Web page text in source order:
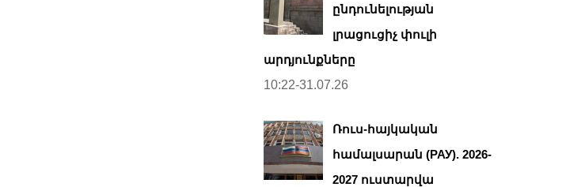
ընդունելության
լրացուցիչ փուլի
արդյունքները
10:22-31.07.26
Ռուս-հայկական
համալսարան (РАУ). 2026-
2027 ուստարվա